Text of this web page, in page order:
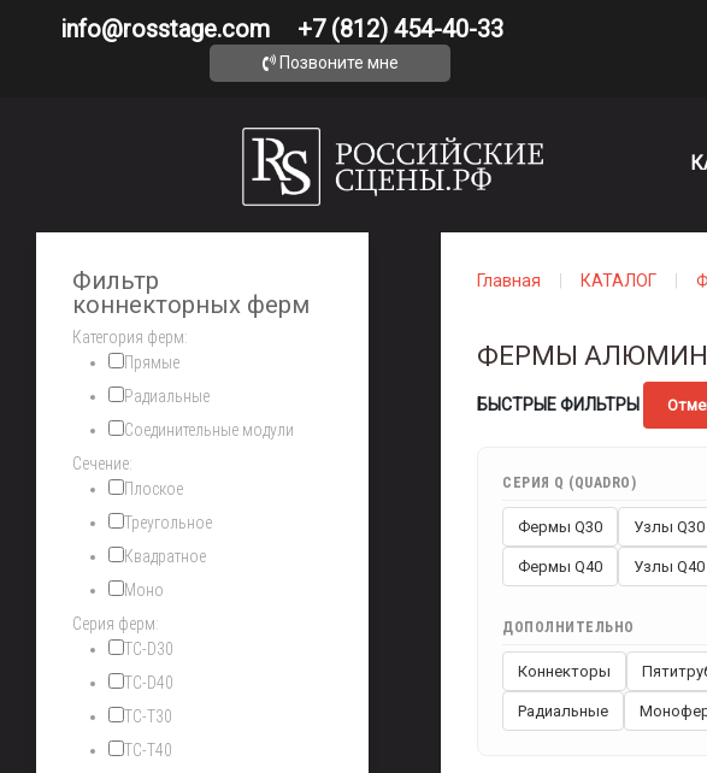
info@rosstage.com +7 (812) 454-40-33
Позвоните мне
Фильтр
коннекторных ферм
Категория ферм:
Прямые
Радиальные
Соединительные модули
Сечение:
Плоское
Треугольное
Квадратное
Моно
Серия ферм:
TC-D30
TC-D40
TC-T30
TC-T40
Главная КАТАЛОГ
ФЕРМЫ
БЫСТРЫЕ ФИЛЬТРЫ
СЕРИЯ Q (QUADRO)
Фермы Q30 Узлы Q30
Фермы Q40 Узлы Q40
ДОПОЛНИТЕЛЬНО
Коннекторы
Радиальные